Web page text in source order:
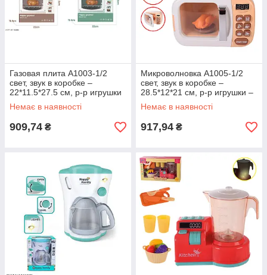
Газовая плита A1003-1/2
свет, звук в коробке –
22*11.5*27.5 см, р-р игрушки
– 14.5*10*17.5 с
Немає в наявності
909,74 ₴
Микроволновка A1005-1/2
свет, звук в коробке –
28.5*12*21 см, р-р игрушки –
20.5*9.5*13.5 см
Немає в наявності
917,94 ₴